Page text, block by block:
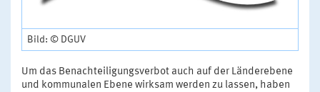
Bild: © DGUV
Um das Benachteiligungsverbot auch auf der Länderebene
und kommunalen Ebene wirksam werden zu lassen, haben